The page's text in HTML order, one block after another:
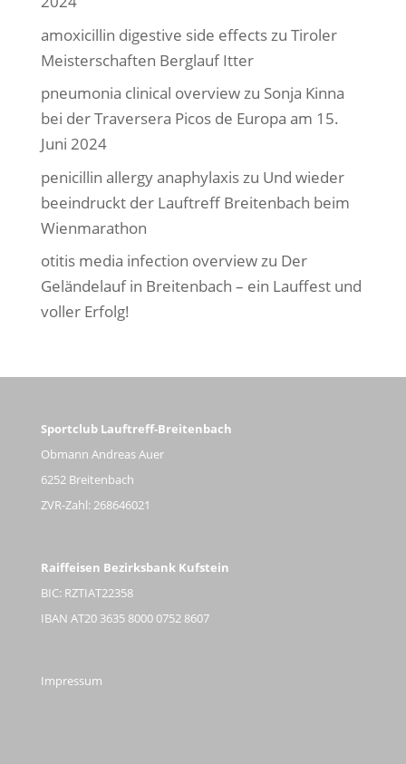
amoxicillin digestive side effectszu Tiroler
Meisterschaften Berglauf Itter
pneumonia clinical overviewzu Sonja Kinna
bei der Traversera Picos de Europa am 15.
Juni 2024
penicillin allergy anaphylaxiszu Und wieder
beeindruckt der Lauftreff Breitenbach beim
Wienmarathon
otitis media infection overviewzu Der
Geländelauf in Breitenbach – ein Lauffest und
voller Erfolg!
Sportclub Lauftreff-Breitenbach
Obmann Andreas Auer
6252 Breitenbach
ZVR-Zahl: 268646021
Raiffeisen Bezirksbank Kufstein
BIC: RZTIAT22358
IBAN AT20 3635 8000 0752 8607
Impressum